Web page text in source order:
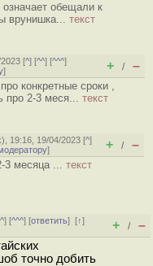
обещали к
врунишка... текст
[^] [^^] [^^^]
] + / –
конкретные сроки ,
про 2-3 меся... текст
), 19:16, 19/04/2023 [^]
] + / –
3 месяца ... текст
] [^^^] [ответить][↑]
+ / –
точно добить